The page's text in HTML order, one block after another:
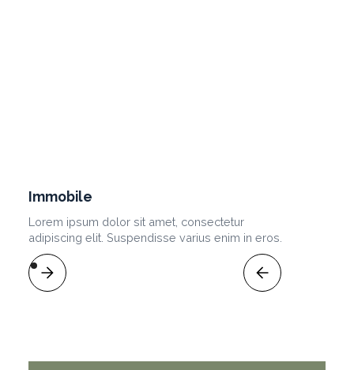
Immobile
Lorem ipsum dolor sit amet, consectetur
adipiscing elit. Suspendisse varius enim in eros.